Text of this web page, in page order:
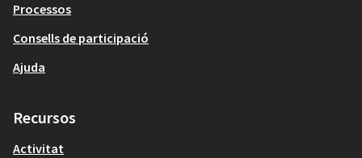
Processos
Consells de participació
Ajuda
Recursos
Activitat